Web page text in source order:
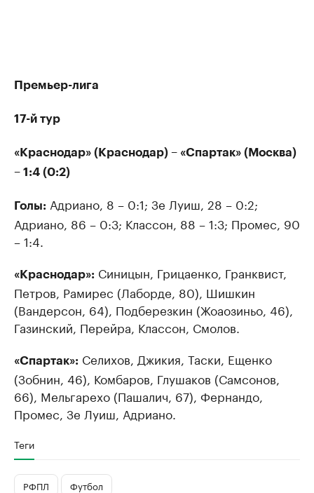
Премьер-лига
17-й тур
«Краснодар» (Краснодар) – «Спартак» (Москва)
– 1:4 (0:2)
Голы: Адриано, 8 – 0:1; Зе Луиш, 28 – 0:2;
Адриано, 86 – 0:3; Классон, 88 – 1:3; Промес, 90
– 1:4.
«Краснодар»: Синицын, Грицаенко, Гранквист,
Петров, Рамирес (Лаборде, 80), Шишкин
(Вандерсон, 64), Подберезкин (Жоаозиньо, 46),
Газинский, Перейра, Классон, Смолов.
«Спартак»: Селихов, Джикия, Таски, Ещенко
(Зобнин, 46), Комбаров, Глушаков (Самсонов,
66), Мельгарехо (Пашалич, 67), Фернандо,
Промес, Зе Луиш, Адриано.
Теги
РФПЛ Футбол